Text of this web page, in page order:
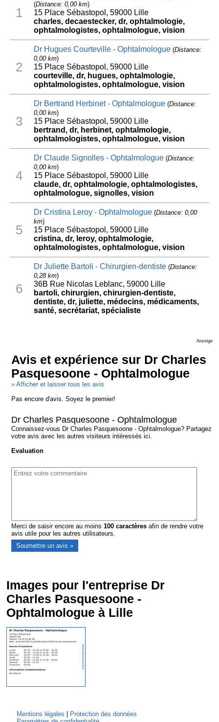
1
(Distance: 0,00 km)
15 Place Sébastopol, 59000 Lille
charles, decaestecker, dr, ophtalmologie,
ophtalmologistes, ophtalmologue, vision
2
Dr Hugues Courteville - Ophtalmologue(Distance:
0,00 km)
15 Place Sébastopol, 59000 Lille
courteville, dr, hugues, ophtalmologie,
ophtalmologistes, ophtalmologue, vision
3
Dr Bertrand Herbinet - Ophtalmologue(Distance:
0,00 km)
15 Place Sébastopol, 59000 Lille
bertrand, dr, herbinet, ophtalmologie,
ophtalmologistes, ophtalmologue, vision
4
Dr Claude Signolles - Ophtalmologue(Distance:
0,00 km)
15 Place Sébastopol, 59000 Lille
claude, dr, ophtalmologie, ophtalmologistes,
ophtalmologue, signolles, vision
5
Dr Cristina Leroy - Ophtalmologue(Distance: 0,00
km)
15 Place Sébastopol, 59000 Lille
cristina, dr, leroy, ophtalmologie,
ophtalmologistes, ophtalmologue, vision
6
Dr Juliette Bartoli - Chirurgien-dentiste(Distance:
0,28 km)
36B Rue Nicolas Leblanc, 59000 Lille
bartoli, chirurgien, chirurgien-dentiste,
dentiste, dr, juliette, médecins, médicaments,
santé, secrétariat, spécialiste
Anzeige
Avis et expérience sur Dr Charles
Pasquesoone - Ophtalmologue
» Afficher et laisser tous les avis
Pas encore d'avis. Soyez le premier!
Dr Charles Pasquesoone - Ophtalmologue
Connaissez-vous Dr Charles Pasquesoone - Ophtalmologue? Partagez
votre avis avec les autres visiteurs intéressés ici.
Evaluation
Merci de saisir encore au moins100 caractères afin de rendre votre
avis utile pour les autres utilisateurs.
Images pour l'entreprise Dr
Charles Pasquesoone -
Ophtalmologue à Lille
Mentions légales
Protection des données